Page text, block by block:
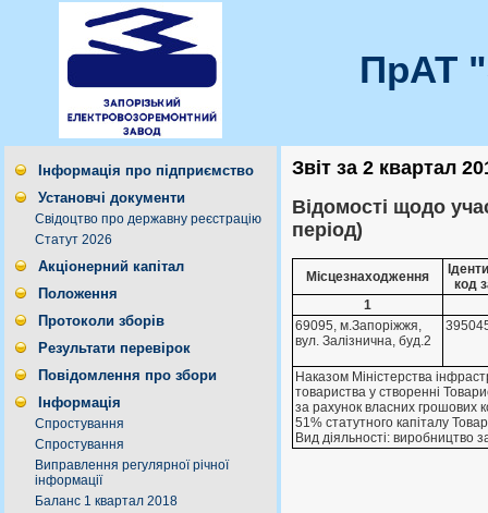
ПрАТ
Інформація про підприємство
Установчі документи
Свідоцтво про державну реєстрацію
Статут 2026
Акціонерний капітал
Положення
Протоколи зборів
Результати перевірок
Повідомлення про збори
Інформація
Спростування
Спростування
Виправлення регулярної річної
інформації
Баланс 1 квартал 2018
Звіт за 2 квартал
Відомості щодо
період)
Місцезнаходження
код
1
69095, м.Запорiжжя,
вул. Залiзнична, буд.2
Наказом Мiнiстерства
товариства у створеннi
за рахунок власних грошових
51% статутного капiталу
Вид дiяльностi: виробництво